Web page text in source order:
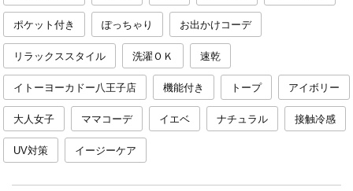
ポケット付き ぽっちゃり お出かけコーデ
リラックススタイル 洗濯ＯＫ 速乾
イトーヨーカドー八王子店 機能付き トープ アイボリー
大人女子 ママコーデ イエベ ナチュラル 接触冷感
UV対策 イージーケア